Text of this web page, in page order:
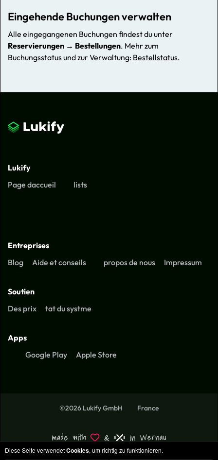
Eingehende Buchungen verwalten
Alle eingegangenen Buchungen findest du unter
Reservierungen → Bestellungen. Mehr zum
Buchungsstatus und zur Verwaltung: Bestellstatus.
Lukify
Page daccueil
lists
Entreprises
Blog
Aide et conseils propos de nous Impressum
Soutien
Des prix
tat du systme
Apps
Google Play
Apple Store
©2026 Lukify GmbH France
Diese Seite verwendetCookies, um richtig zu funktionieren.